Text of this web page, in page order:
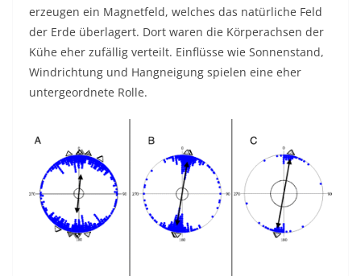
erzeugen ein Magnetfeld, welches das natürliche Feld
der Erde überlagert. Dort waren die Körperachsen der
Kühe eher zufällig verteilt. Einflüsse wie Sonnenstand,
Windrichtung und Hangneigung spielen eine eher
untergeordnete Rolle.